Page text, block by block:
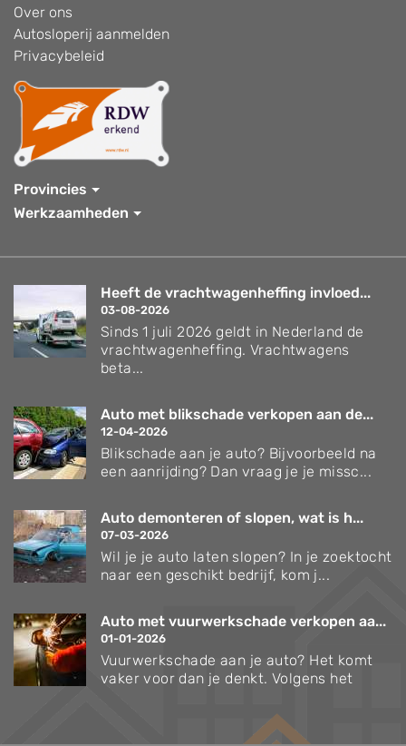
Over ons
Autosloperij aanmelden
Privacybeleid
Provincies
Werkzaamheden
Heeft de vrachtwagenheffing invloed...
03-08-2026
Sinds 1 juli 2026 geldt in Nederland de
vrachtwagenheffing. Vrachtwagens
beta...
Auto met blikschade verkopen aan de...
12-04-2026
Blikschade aan je auto? Bijvoorbeeld na
een aanrijding? Dan vraag je je missc...
Auto demonteren of slopen, wat is h...
07-03-2026
Wil je je auto laten slopen? In je zoektocht
naar een geschikt bedrijf, kom j...
Auto met vuurwerkschade verkopen aa...
01-01-2026
Vuurwerkschade aan je auto? Het komt
vaker voor dan je denkt. Volgens het